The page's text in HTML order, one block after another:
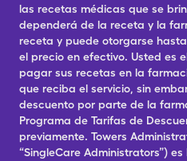
las recetas médicas que se
dependerá de la receta y la
receta y puede otorgarse
el precio en efectivo. Usted es
pagar sus recetas en la
que reciba el servicio, sin
descuento por parte de la
Programa de Tarifas de
previamente. Towers
“SingleCare Administrators”)